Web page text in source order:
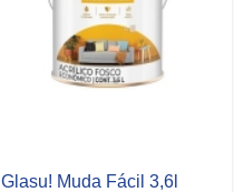
Glasu! Muda Fácil 3,6l